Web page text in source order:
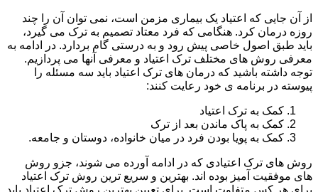
از آن جایی که اعتیاد یک بیماری مزمن است، نمی توان آن را چند
روزه درمان کرد. هنگامی که فرد معتاد تصمیم به ترک می گیرد،
باید طبق اصول خاصی پیش رود و به درستی گام بردارد. در ادامه به
معرفی روش های مختلف ترک اعتیاد و معرفی آنها می پردازیم.
توجه داشته باشید که درمان های ترک اعتیاد باید سه مسئله را
پیوسته در برنامه ی خود رعایت کنند:
کمک به ترک اعتیاد
کمک به پاک ماندن بعد از ترک
کمک به پویا بودن فرد در میان خانواده، دوستان و جامعه.
روش های ترک اعتیادی که در ادامه آورده می شوند، جزو روش
های موفقیت آمیز بوده اند. بهترین و سریع ترین روش ترک اعتیاد
برای هر کس متفاوت است. برای تعیین بهترین روش ترک اعتیاد باید